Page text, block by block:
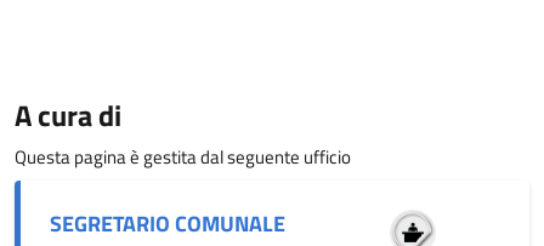
A cura di
Questa pagina è gestita dal seguente ufficio
SEGRETARIO COMUNALE